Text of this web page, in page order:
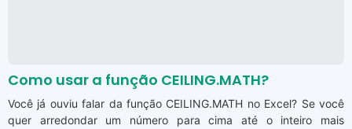
Como usar a função CEILING.MATH?
Você já ouviu falar da função CEILING.MATH no Excel? Se você
quer arredondar um número para cima até o inteiro mais